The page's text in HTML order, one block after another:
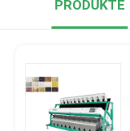
PRODUKTE